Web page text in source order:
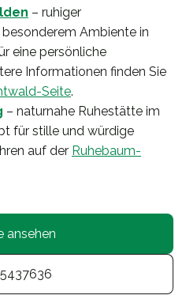
– ruhiger
Ambiente in
eine persönliche
Informationen finden Sie
Seite.
– naturnahe Ruhestätte im
für stille und würdige
auf der Ruhebaum-
ansehen